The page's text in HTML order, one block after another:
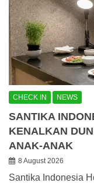
CHECK IN NEWS
SANTIKA
KENALKAN
ANAK-ANAK
8 August 2026
Santika Indonesia